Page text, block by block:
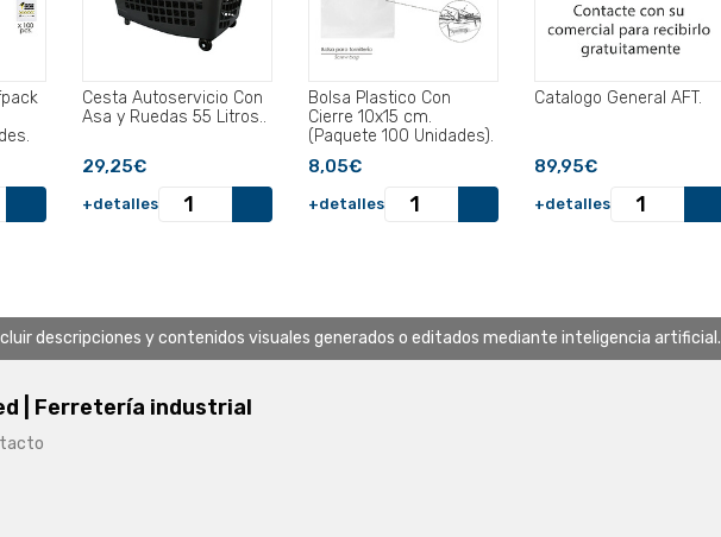
Cesta Autoservicio Con
Asa y Ruedas 55 Litros..
29,25€
+detalles
Bolsa Plastico Con
Cierre 10x15 cm.
(Paquete 100 Unidades).
8,05€
+detalles
Catalogo General AFT.
89,95€
+detalles
descripciones y contenidos visuales generados o editados mediante inteligencia artificial.
| Ferretería industrial